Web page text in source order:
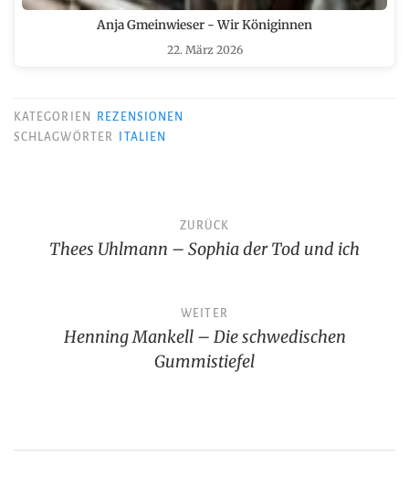
Anja Gmeinwieser - Wir Königinnen
22. März 2026
KATEGORIEN
REZENSIONEN
SCHLAGWÖRTER
ITALIEN
Beitragsnavigation
ZURÜCK
Thees Uhlmann – Sophia der Tod und ich
WEITER
Henning Mankell – Die schwedischen
Gummistiefel